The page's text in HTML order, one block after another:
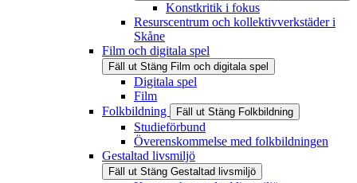
Konstkritik i fokus
Resurscentrum och kollektivverkstäder i
Skåne
Film och digitala spel
Fäll ut Stäng Film och digitala spel
Digitala spel
Film
Folkbildning
Fäll ut Stäng Folkbildning
Studieförbund
Överenskommelse med folkbildningen
Gestaltad livsmiljö
Fäll ut Stäng Gestaltad livsmiljö